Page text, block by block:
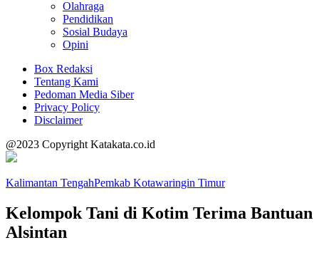
Olahraga
Pendidikan
Sosial Budaya
Opini
Box Redaksi
Tentang Kami
Pedoman Media Siber
Privacy Policy
Disclaimer
@2023 Copyright Katakata.co.id
Kalimantan TengahPemkab Kotawaringin Timur
Kelompok Tani di Kotim Terima Bantuan
Alsintan